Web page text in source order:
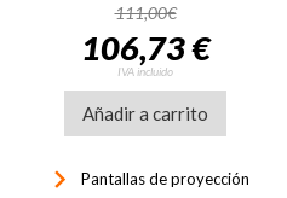
111,00€
106,73 €
IVA incluido
Añadir a carrito
keyboard_arrow_right Pantallas de proyección